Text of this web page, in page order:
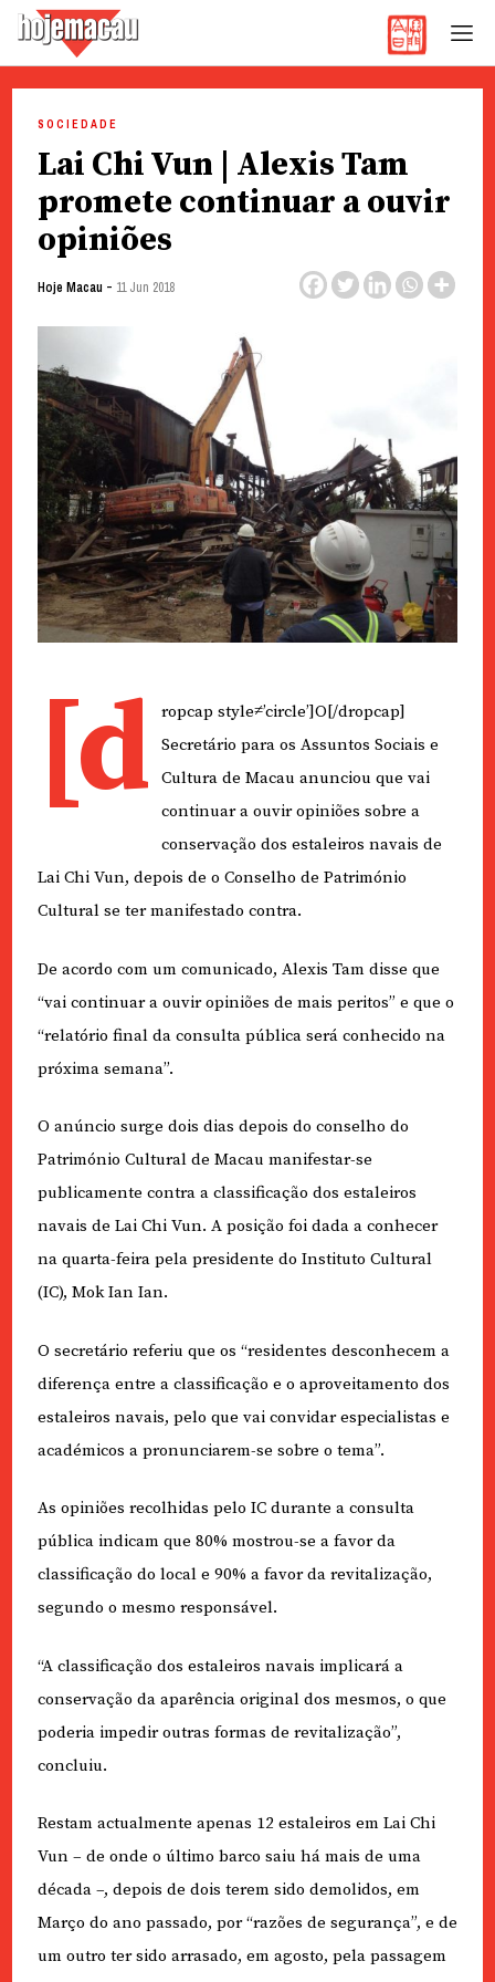
content
SOCIEDADE
Lai Chi Vun | Alexis Tam
promete continuar a ouvir
opiniões
Hoje Macau - 11 Jun 2018
[d
ropcap style≠’circle’]O[/dropcap]
Secretário para os Assuntos Sociais e
Cultura de Macau anunciou que vai
continuar a ouvir opiniões sobre a
conservação dos estaleiros navais de
Lai Chi Vun, depois de o Conselho de Património
Cultural se ter manifestado contra.
De acordo com um comunicado, Alexis Tam disse que
“vai continuar a ouvir opiniões de mais peritos” e que o
“relatório final da consulta pública será conhecido na
próxima semana”.
O anúncio surge dois dias depois do conselho do
Património Cultural de Macau manifestar-se
publicamente contra a classificação dos estaleiros
navais de Lai Chi Vun. A posição foi dada a conhecer
na quarta-feira pela presidente do Instituto Cultural
(IC), Mok Ian Ian.
O secretário referiu que os “residentes desconhecem a
diferença entre a classificação e o aproveitamento dos
estaleiros navais, pelo que vai convidar especialistas e
académicos a pronunciarem-se sobre o tema”.
As opiniões recolhidas pelo IC durante a consulta
pública indicam que 80% mostrou-se a favor da
classificação do local e 90% a favor da revitalização,
segundo o mesmo responsável.
“A classificação dos estaleiros navais implicará a
conservação da aparência original dos mesmos, o que
poderia impedir outras formas de revitalização”,
concluiu.
Restam actualmente apenas 12 estaleiros em Lai Chi
Vun – de onde o último barco saiu há mais de uma
década –, depois de dois terem sido demolidos, em
Março do ano passado, por “razões de segurança”, e de
um outro ter sido arrasado, em agosto, pela passagem